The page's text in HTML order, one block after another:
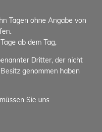
Tagen ohne Angabe von
ab dem Tag,
Dritter, der nicht
genommen haben
Sie uns